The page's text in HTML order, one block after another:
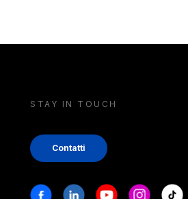
STAY IN TOUCH
Contatti
Stay in touch
FacebookLinkedinYoutubeInstagram
Tiktok